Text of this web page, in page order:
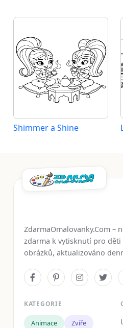
Shimmer a Shine
ZdarmaOmalovanky.Com –
zdarma k vytisknutí pro děti
obrázků, aktualizováno
KATEGORIE
Animace
Zvíře